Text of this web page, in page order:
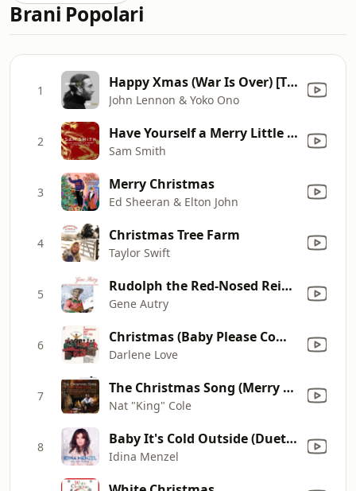
Brani Popolari
1 Happy Xmas (War Is Over) [The Ultimate Mix]
John Lennon & Yoko Ono
2 Have Yourself a Merry Little Christmas
Sam Smith
3 Merry Christmas
Ed Sheeran & Elton John
4 Christmas Tree Farm
Taylor Swift
5 Rudolph the Red-Nosed Reindeer
Gene Autry
6 Christmas (Baby Please Come Home)
Darlene Love
7 The Christmas Song (Merry Christmas to You)
Nat "King" Cole
8 Baby It's Cold Outside (Duet with Michael Bublé)
Idina Menzel